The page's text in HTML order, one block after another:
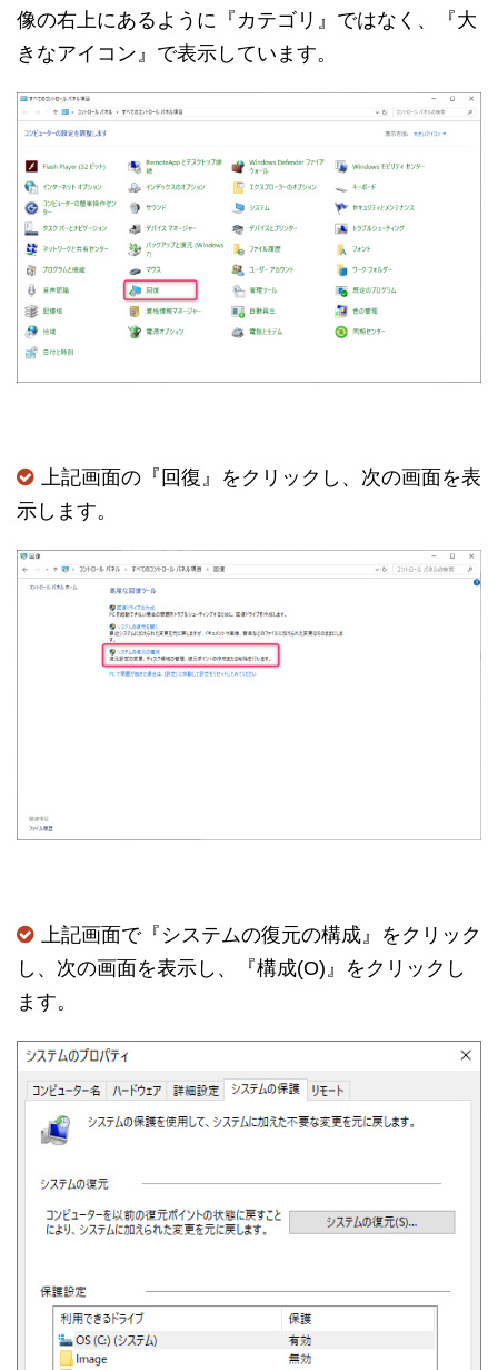
像の右上にあるように『カテゴリ』ではなく、『大
きなアイコン』で表示しています。
上記画面の『回復』をクリックし、次の画面を表
示します。
上記画面で『システムの復元の構成』をクリック
し、次の画面を表示し、『構成(O)』をクリックし
ます。